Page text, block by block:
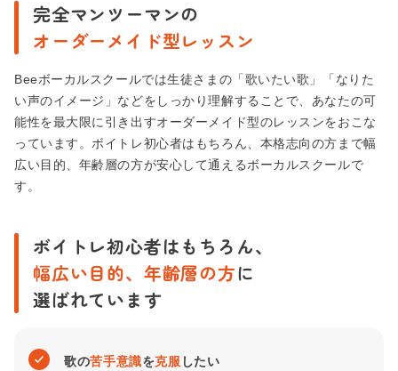
吉祥寺北口校
完全マンツーマンの
オーダーメイド型レッスン
Beeボーカルスクールでは生徒さまの「歌いたい歌」「なりた
い声のイメージ」などをしっかり理解することで、あなたの可
能性を最大限に引き出すオーダーメイド型のレッスンをおこな
っています。ボイトレ初心者はもちろん、本格志向の方まで幅
広い目的、年齢層の方が安心して通えるボーカルスクールで
す。
ボイトレ初心者はもちろん、
幅広い目的、年齢層の方に
選ばれています
歌の苦手意識を克服 したい